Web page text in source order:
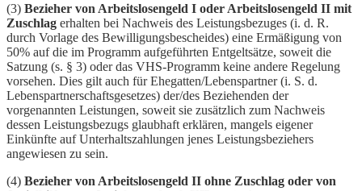
(3) Bezieher von Arbeitslosengeld I oder Arbeitslosengeld II mit
Zuschlag erhalten bei Nachweis des Leistungsbezuges (i. d. R.
durch Vorlage des Bewilligungsbescheides) eine Ermäßigung von
50% auf die im Programm aufgeführten Entgeltsätze, soweit die
Satzung (s. § 3) oder das VHS-Programm keine andere Regelung
vorsehen. Dies gilt auch für Ehegatten/Lebenspartner (i. S. d.
Lebenspartnerschaftsgesetzes) der/des Beziehenden der
vorgenannten Leistungen, soweit sie zusätzlich zum Nachweis
dessen Leistungsbezugs glaubhaft erklären, mangels eigener
Einkünfte auf Unterhaltszahlungen jenes Leistungsbeziehers
angewiesen zu sein.
(4) Bezieher von Arbeitslosengeld II ohne Zuschlag oder von